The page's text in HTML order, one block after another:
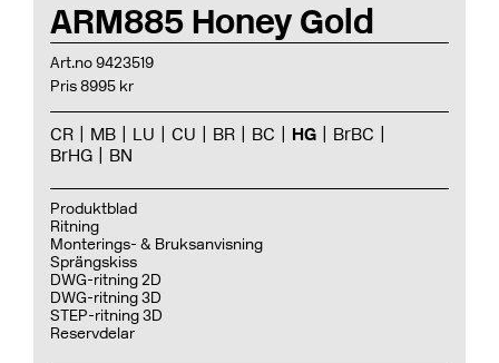
ARM885 Honey Gold
Art.no 9423519
Pris 8995 kr
CR MB LU CU BR BC HG
BrBC
BrHG
BN
Produktblad
Ritning
Monterings- & Bruksanvisning
Sprängskiss
DWG-ritning 2D
DWG-ritning 3D
STEP-ritning 3D
Reservdelar